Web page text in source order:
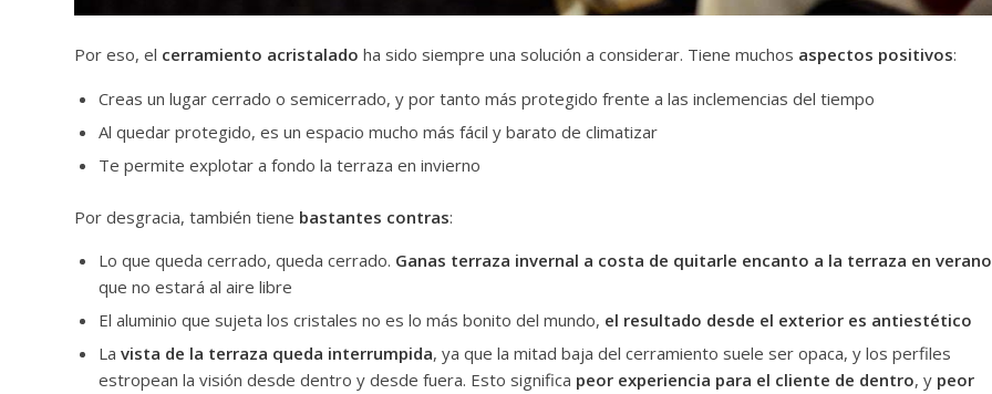
Por eso, el cerramiento acristalado ha sido siempre una solución a considerar. Tiene muchos aspectos positivos:
Creas un lugar cerrado o semicerrado, y por tanto más protegido frente a las inclemencias del tiempo
Al quedar protegido, es un espacio mucho más fácil y barato de climatizar
Te permite explotar a fondo la terraza en invierno
Por desgracia, también tiene bastantes contras:
Lo que queda cerrado, queda cerrado. Ganas terraza invernal a costa de quitarle encanto a la terraza en verano
que no estará al aire libre
El aluminio que sujeta los cristales no es lo más bonito del mundo, el resultado desde el exterior es antiestético
La vista de la terraza queda interrumpida, ya que la mitad baja del cerramiento suele ser opaca, y los perfiles
estropean la visión desde dentro y desde fuera. Esto significa peor experiencia para el cliente de dentro, y peor